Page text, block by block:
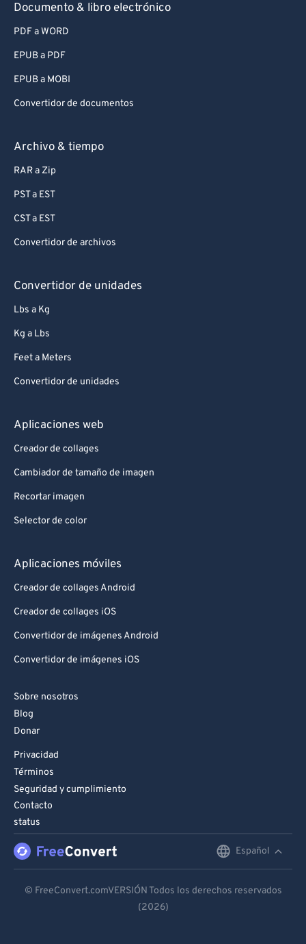
Documento & libro electrónico
PDF a WORD
EPUB a PDF
EPUB a MOBI
Convertidor de documentos
Archivo & tiempo
RAR a Zip
PST a EST
CST a EST
Convertidor de archivos
Convertidor de unidades
Lbs a Kg
Kg a Lbs
Feet a Meters
Convertidor de unidades
Aplicaciones web
Creador de collages
Cambiador de tamaño de imagen
Recortar imagen
Selector de color
Aplicaciones móviles
Creador de collages Android
Creador de collages iOS
Convertidor de imágenes Android
Convertidor de imágenes iOS
Sobre nosotros
Blog
Donar
Privacidad
Términos
Seguridad y cumplimiento
Contacto
status
Español
Español
© FreeConvert.comVERSIÓN Todos los derechos reservados
(2026)